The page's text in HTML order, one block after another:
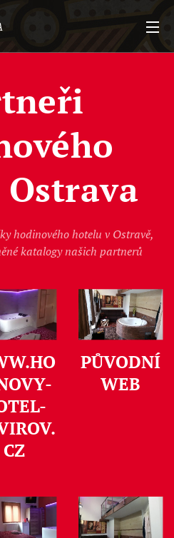
hodinového hotelu v Ostravě,
katalogy našich partnerů
CZ
PŮVODNÍ
WEB